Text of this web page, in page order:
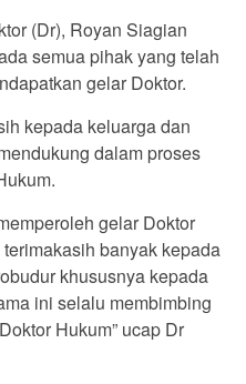
(Dr), Royan Siagian
semua pihak yang telah
gelar Doktor.
kepada keluarga dan
dalam proses
gelar Doktor
banyak kepada
khususnya kepada
ini selalu membimbing
Hukum” ucap Dr